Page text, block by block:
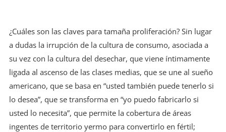
¿Cuáles son las claves para tamaña proliferación? Sin lugar
a dudas la irrupción de la cultura de consumo, asociada a
su vez con la cultura del desechar, que viene íntimamente
ligada al ascenso de las clases medias, que se une al sueño
americano, que se basa en “usted también puede tenerlo si
lo desea”, que se transforma en “yo puedo fabricarlo si
usted lo necesita”, que permite la cobertura de áreas
ingentes de territorio yermo para convertirlo en fértil;